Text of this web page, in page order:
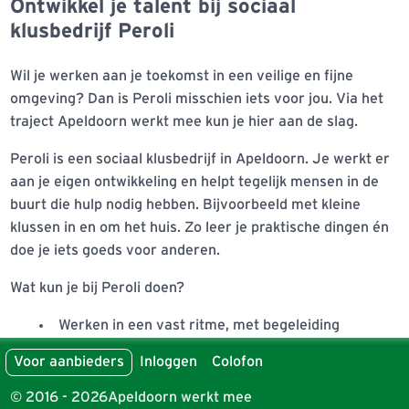
Ontwikkel je talent bij sociaal
klusbedrijf Peroli
Wil je werken aan je toekomst in een veilige en fijne
omgeving? Dan is Peroli misschien iets voor jou. Via het
traject Apeldoorn werkt mee kun je hier aan de slag.
Peroli is een sociaal klusbedrijf in Apeldoorn. Je werkt er
aan je eigen ontwikkeling en helpt tegelijk mensen in de
buurt die hulp nodig hebben. Bijvoorbeeld met kleine
klussen in en om het huis. Zo leer je praktische dingen én
doe je iets goeds voor anderen.
Wat kun je bij Peroli doen?
Werken in een vast ritme, met begeleiding
Leren door te doen
Praktische klussen uitvoeren bij mensen thuis
Je talenten ontdekken en groeien naar betaald
© 2016 - 2026Apeldoorn werkt mee
Voor aanbieders Inloggen Colofon